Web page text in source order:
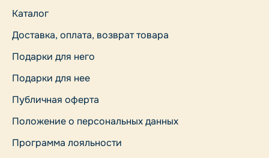
Каталог
Доставка, оплата, возврат товара
Подарки для него
Подарки для нее
Публичная оферта
Положение о персональных данных
Программа лояльности